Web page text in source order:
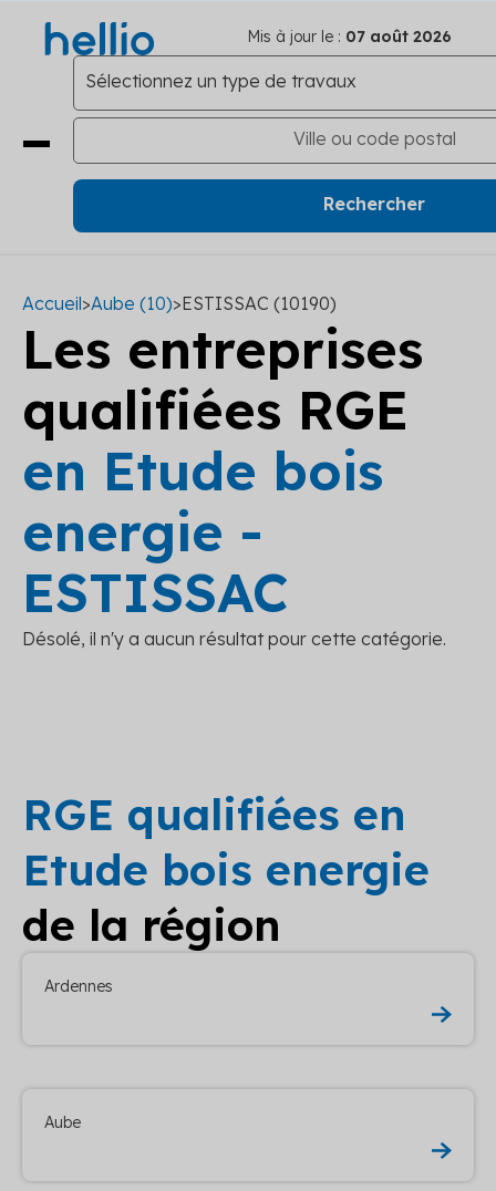
Mis à jour le : 07 août 2026
Accueil>Aube (10)>ESTISSAC (10190)
Les entreprises
qualifiées RGE
en Etude bois
energie -
ESTISSAC
Désolé, il n'y a aucun résultat pour cette catégorie.
RGE qualifiées en
Etude bois energie
de la région
Ardennes
Aube